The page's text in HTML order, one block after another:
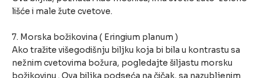
lišće i male žute cvetove.
7. Morska božikovina ( Eringium planum )
Ako tražite višegodišnju biljku koja bi bila u kontrastu sa
nežnim cvetovima božura, pogledajte šiljastu morsku
božikovinu . Ova biljka podseća na čičak, sa nazubljenim